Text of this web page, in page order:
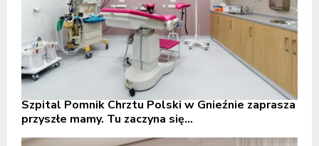
Szpital Pomnik Chrztu Polski w Gnieźnie zaprasza
przyszłe mamy. Tu zaczyna się...